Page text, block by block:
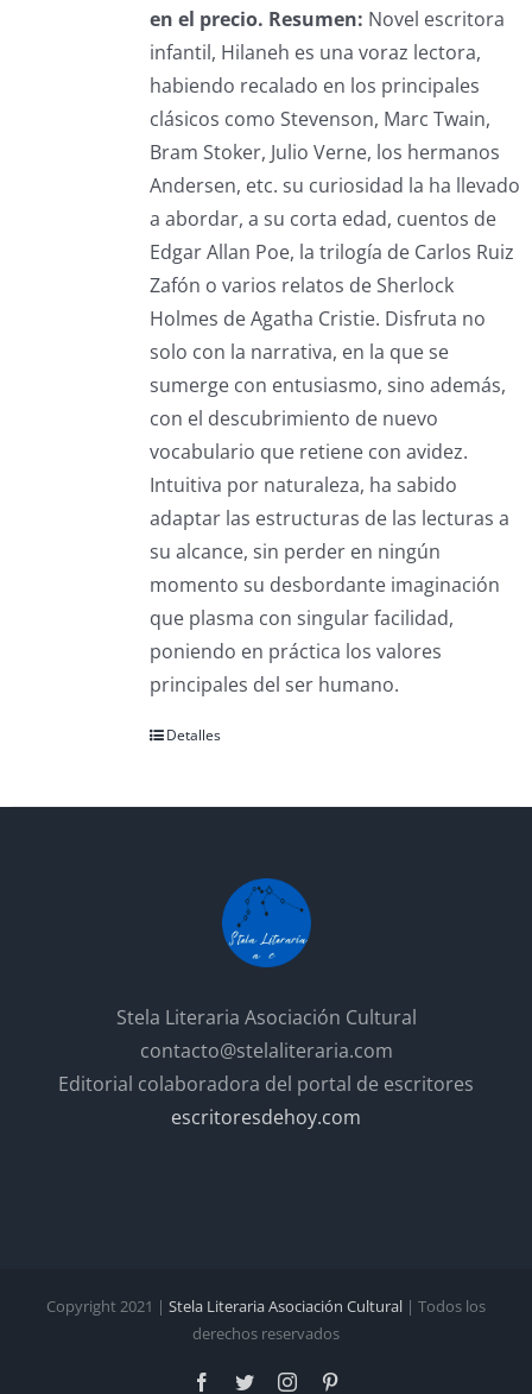
en el precio. Resumen: Novel escritora
infantil, Hilaneh es una voraz lectora,
habiendo recalado en los principales
clásicos como Stevenson, Marc Twain,
Bram Stoker, Julio Verne, los hermanos
Andersen, etc. su curiosidad la ha llevado
a abordar, a su corta edad, cuentos de
Edgar Allan Poe, la trilogía de Carlos Ruiz
Zafón o varios relatos de Sherlock
Holmes de Agatha Cristie. Disfruta no
solo con la narrativa, en la que se
sumerge con entusiasmo, sino además,
con el descubrimiento de nuevo
vocabulario que retiene con avidez.
Intuitiva por naturaleza, ha sabido
adaptar las estructuras de las lecturas a
su alcance, sin perder en ningún
momento su desbordante imaginación
que plasma con singular facilidad,
poniendo en práctica los valores
principales del ser humano.
Detalles
Stela Literaria Asociación Cultural
contacto@stelaliteraria.com
Editorial colaboradora del portal de escritores
escritoresdehoy.com
Copyright 2021 | Stela Literaria Asociación Cultural | Todos los
derechos reservados
Facebook
TwitterInstagram